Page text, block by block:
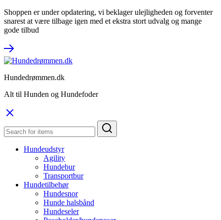
Shoppen er under opdatering, vi beklager ulejligheden og forventer
snarest at være tilbage igen med et ekstra stort udvalg og mange
gode tilbud
Hundedrømmen.dk
Alt til Hunden og Hundefoder
Hundeudstyr
Agility
Hundebur
Transportbur
Hundetilbehør
Hundesnor
Hunde halsbånd
Hundeseler